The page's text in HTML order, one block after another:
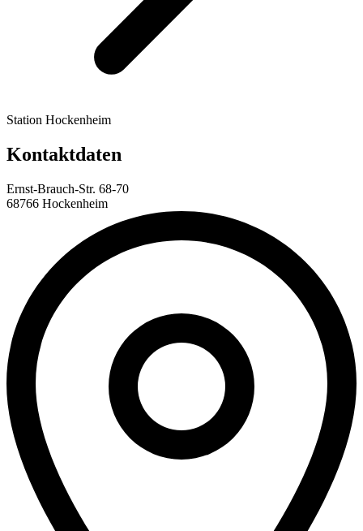
Station Hockenheim
Kontaktdaten
Ernst-Brauch-Str. 68-70
68766 Hockenheim